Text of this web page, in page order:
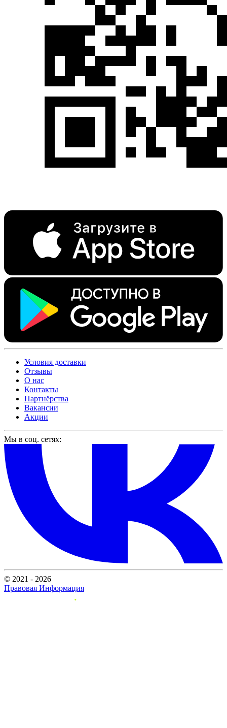
Условия доставки
Отзывы
О нас
Контакты
Партнёрства
Вакансии
Акции
Мы в соц. сетях:
© 2021 - 2026
Правовая Информация